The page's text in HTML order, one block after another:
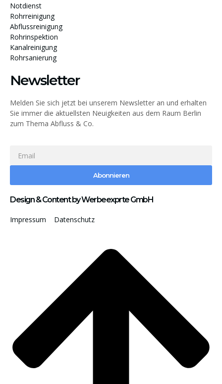
Notdienst
Rohrreinigung
Abflussreinigung
Rohrinspektion
Kanalreinigung
Rohrsanierung
Newsletter
Melden Sie sich jetzt bei unserem Newsletter an und erhalten
Sie immer die aktuellsten Neuigkeiten aus dem Raum Berlin
zum Thema Abfluss & Co.
Abonnieren
Design & Content by Werbeexprte GmbH
Impressum Datenschutz